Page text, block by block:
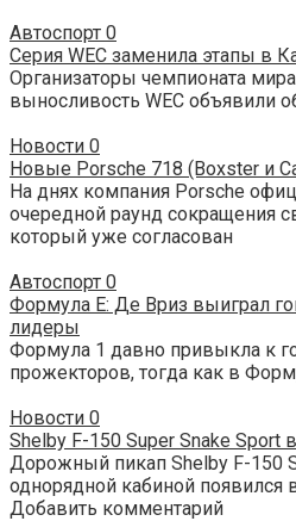
Автоспорт 0
Серия WEC заменила этапы в
Организаторы чемпионата
выносливость WEC объявили
Новости 0
Новые Porsche 718 (Boxster и
На днях компания Porsche
очередной раунд сокращения
который уже согласован
Автоспорт 0
Формула E: Де Вриз выиграл
лидеры
Формула 1 давно привыкла к
прожекторов, тогда как в
Новости 0
Shelby F-150 Super Snake Sport
Дорожный пикап Shelby F-150
однорядной кабиной появился
Добавить комментарий